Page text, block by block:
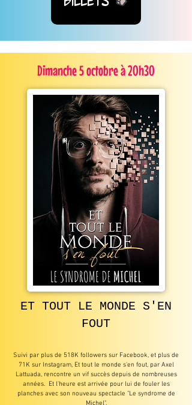
Dimanche 5 octobre à 20h30
ET TOUT LE MONDE S'EN
FOUT
Suivi par plus de 518K followers sur Facebook, et plus de
71K sur Instagram, Et tout le monde s'en fout, par Axel
Lattuada, rencontre un vif succès depuis de nombreuses
années. Et l'heure est arrivée pour lui de fouler les
planches avec son nouveau spectacle "Le syndrome de